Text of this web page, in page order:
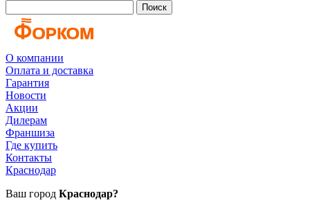
Поиск
О компании
Оплата и доставка
Гарантия
Новости
Акции
Дилерам
Франшиза
Где купить
Контакты
Краснодар
Ваш город Краснодар?